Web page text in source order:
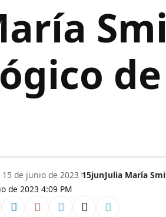
de 2023 4:09 PM
15 de junio de 2023 15junJulia María